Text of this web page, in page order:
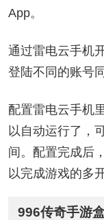
App。
通过雷电云手机
登陆不同的账号
配置雷电云手机
以自动运行了，
间。配置完成后
以完成游戏的多
996传奇手游